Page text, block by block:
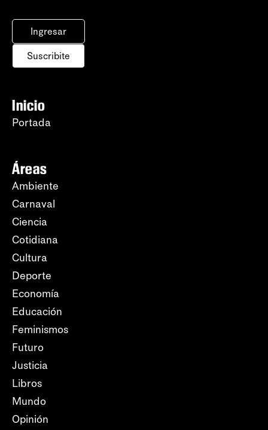
Ingresar
Suscribite
Inicio
Portada
Áreas
Ambiente
Carnaval
Ciencia
Cotidiana
Cultura
Deporte
Economía
Educación
Feminismos
Futuro
Justicia
Libros
Mundo
Opinión